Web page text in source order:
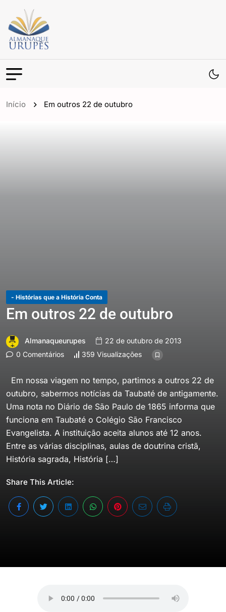
Início Em outros 22 de outubro
- Histórias que a História Conta
Em outros 22 de outubro
Almanaqueurupes
22 de outubro de 2013
0 Comentários
359 Visualizações
Em nossa viagem no tempo, partimos a outros 22 de
outubro, sabermos notícias da Taubaté de antigamente.
Uma nota no Diário de São Paulo de 1865 informa que
funciona em Taubaté o Colégio São Francisco
Evangelista. A instituição aceita alunos até 12 anos.
Entre as várias disciplinas, aulas de doutrina cristã,
História sagrada, História […]
Share This Article: